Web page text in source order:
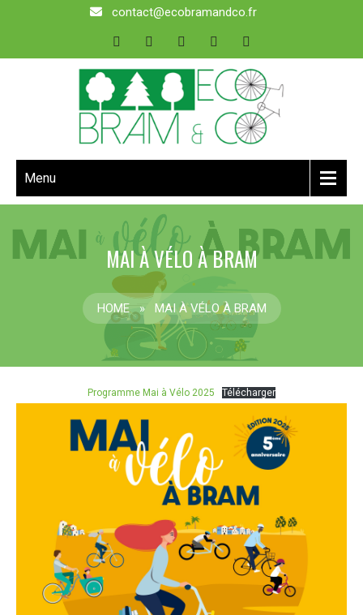
contact@ecobramandco.fr
Menu
MAI À VÉLO À BRAM
HOME » MAI À VÉLO À BRAM
Programme Mai à Vélo 2025 Télécharger